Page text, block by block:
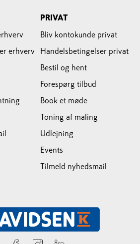
erhverv
PRIVAT
Bliv kontokunde privat
Handelsbetingelser privat
Bestil og hent
Forespørg tilbud
Book et møde
Toning af maling
Udlejning
Events
Tilmeld nyhedsmail